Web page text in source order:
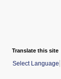
Translate this site
Select Language